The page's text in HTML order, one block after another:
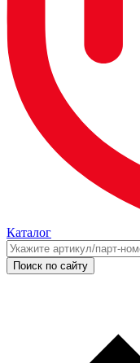
Каталог
Поиск по сайту